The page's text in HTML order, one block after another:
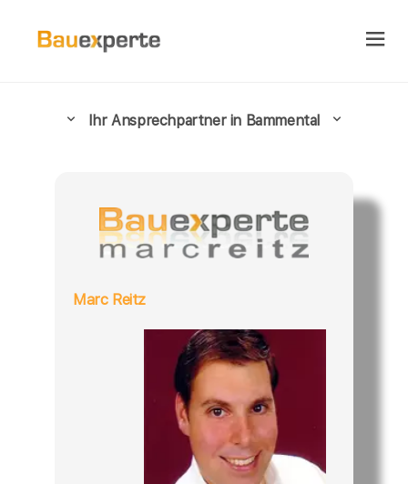
Ihr Ansprechpartner in Bammental
Marc Reitz